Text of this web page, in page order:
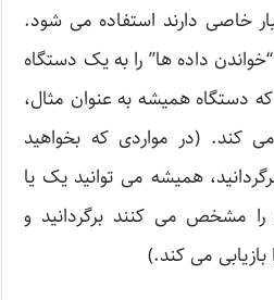
خاصی دارند استفاده می شود.
داده ها” را به یک دستگاه
دستگاه همیشه به عنوان مثال،
کند. (در مواردی که بخواهید
همیشه می توانید یک یا
مشخص می کنند برگردانید و